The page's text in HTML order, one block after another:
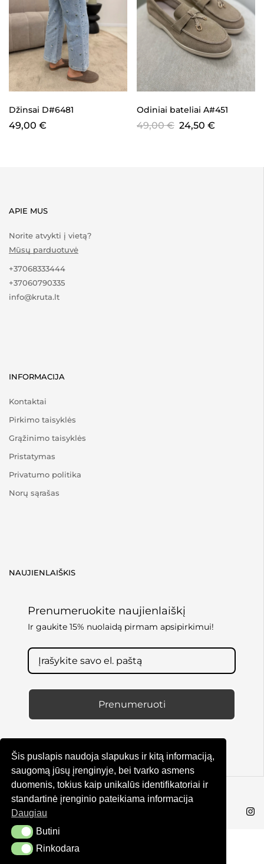
Šis puslapis naudoja slapukus ir kitą informaciją,
saugomą jūsų įrenginyje, bei tvarko asmens
duomenis, tokius kaip unikalūs identifikatoriai ir
standartinė įrenginio pateikiama informacija
Daugiau
Butini Butini
RinkodaraRinkodara
Džinsai D#6481
49,00 €
Odiniai bateliai A#451
49,00€ 24,50 €
APIE MUS
Norite atvykti į vietą?
Mūsų parduotuvė
+37068333444
+37060790335
info@kruta.lt
INFORMACIJA
Kontaktai
Pirkimo taisyklės
Grąžinimo taisyklės
Pristatymas
Privatumo politika
Norų sąrašas
NAUJIENLAIŠKIS
Prenumeruokite naujienlaiškį
Ir gaukite 15% nuolaidą pirmam apsipirkimui!
Prenumeruoti
© KRUTA 2025